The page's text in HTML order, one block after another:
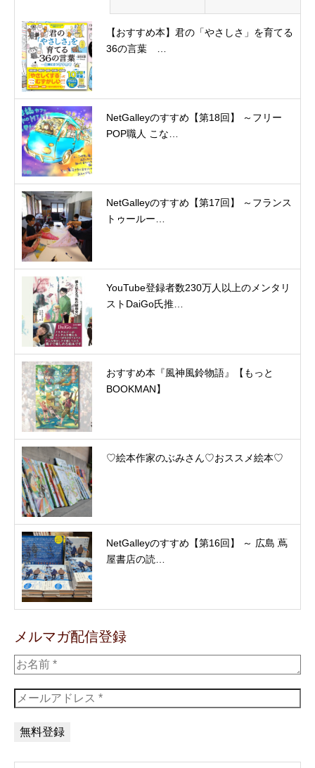
【おすすめ本】君の「やさしさ」を育てる
36の言葉 …
NetGalleyのすすめ【第18回】 ～フリー
POP職人 こな…
NetGalleyのすすめ【第17回】 ～フランス
トゥールー…
YouTube登録者数230万人以上のメンタリ
ストDaiGo氏推…
おすすめ本『風神風鈴物語』【もっと
BOOKMAN】
♡絵本作家のぶみさん♡おススメ絵本♡
NetGalleyのすすめ【第16回】 ～ 広島 蔦
屋書店の読…
メルマガ配信登録